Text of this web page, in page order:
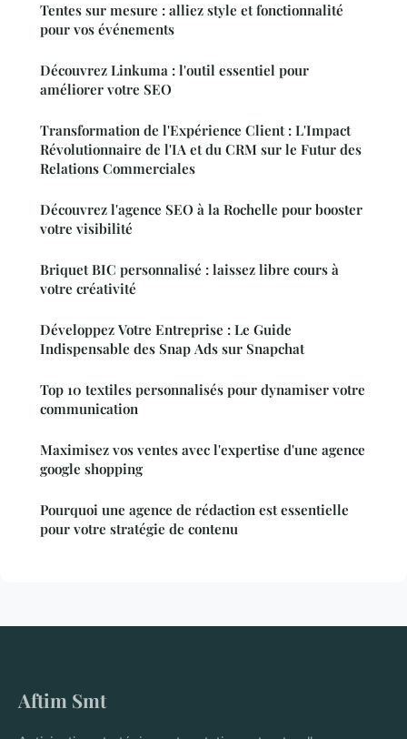
Tentes sur mesure : alliez style et fonctionnalité
pour vos événements
Découvrez Linkuma : l'outil essentiel pour
améliorer votre SEO
Transformation de l'Expérience Client : L'Impact
Révolutionnaire de l'IA et du CRM sur le Futur des
Relations Commerciales
Découvrez l'agence SEO à la Rochelle pour booster
votre visibilité
Briquet BIC personnalisé : laissez libre cours à
votre créativité
Développez Votre Entreprise : Le Guide
Indispensable des Snap Ads sur Snapchat
Top 10 textiles personnalisés pour dynamiser votre
communication
Maximisez vos ventes avec l'expertise d'une agence
google shopping
Pourquoi une agence de rédaction est essentielle
pour votre stratégie de contenu
Aftim Smt